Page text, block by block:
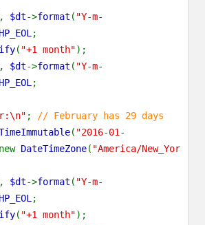
, $dt->format ( "Y-m-
;
( "+1 month");
, $dt->format ( "Y-m-
;
;
// February has 29 days
( "2016-01-
DateTimeZone( "America/New_Yor
, $dt->format ( "Y-m-
;
( "+1 month");